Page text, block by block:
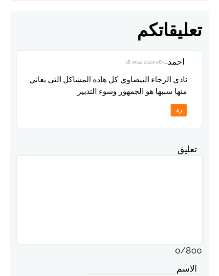
تعليقاتكم
احمد2023-08-11 18:44:52
نادي الرجاء البيضاوي كل هاده المشاكل التي يعاني
منها سببها هو الجمهور وسوء التدبير
رد
تعليق
0/800
الاسم